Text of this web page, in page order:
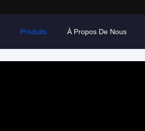
Produits À Propos De Nous